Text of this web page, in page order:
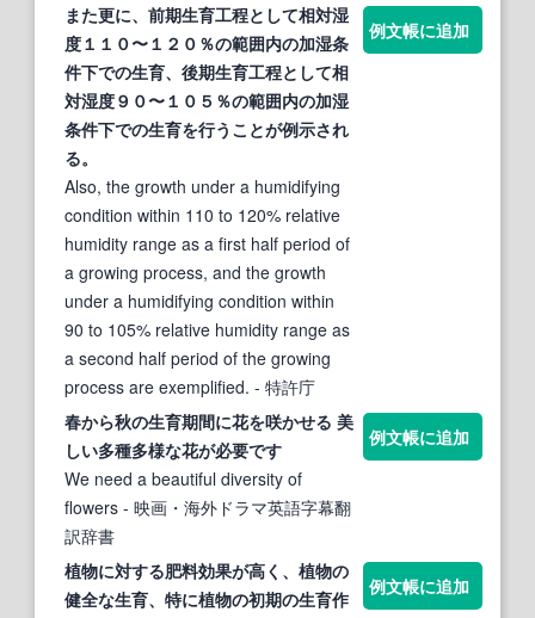
また更に、前期生育工程として相対湿
度１１０〜１２０％の範囲内の加湿条
件下での生育、後期生育工程として相
対湿度９０〜１０５％の範囲内の加湿
条件下での生育を行うことが例示され
る。
Also, the growth under a humidifying
condition within 110 to 120% relative
humidity range as a first half period of
a growing process, and the growth
under a humidifying condition within
90 to 105% relative humidity range as
a second half period of the growing
process are exemplified. - 特許庁
例文帳に追加
春から秋の生育期間に花を咲かせる 美
しい多種多様な花が必要です
We need a beautiful diversity of
flowers - 映画・海外ドラマ英語字幕翻
訳辞書
例文帳に追加
植物に対する肥料効果が高く、植物の
健全な生育、特に植物の初期の生育作
例文帳に追加